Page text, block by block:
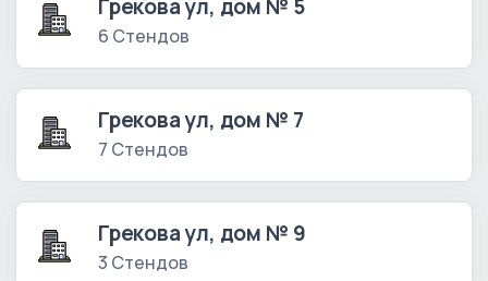
Грекова ул, дом № 5
6 Стендов
Грекова ул, дом № 7
7 Стендов
Грекова ул, дом № 9
3 Стендов